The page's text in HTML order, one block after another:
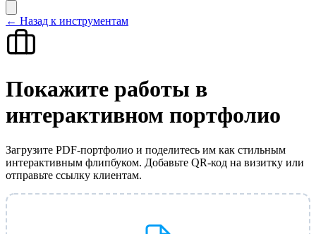
← Назад к инструментам
Покажите работы в
интерактивном портфолио
Загрузите PDF-портфолио и поделитесь им как стильным
интерактивным флипбуком. Добавьте QR-код на визитку или
отправьте ссылку клиентам.